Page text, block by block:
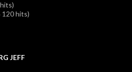
120 hits)
JEFF